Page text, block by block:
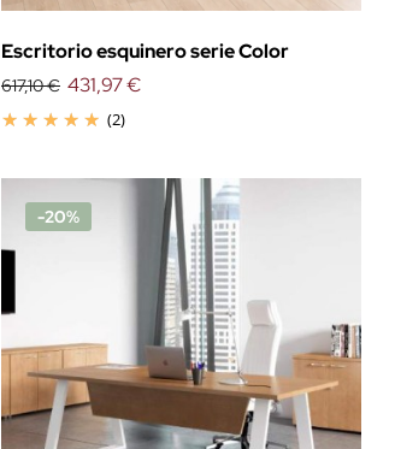
Escritorio esquinero serie Color
617,10 €
(2)
431,97 €
-20%